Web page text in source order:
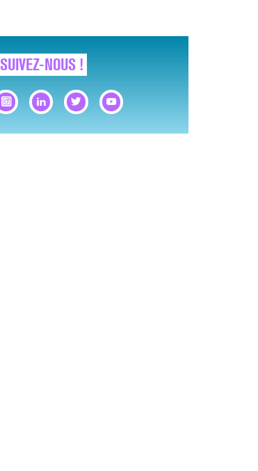
SUIVEZ-NOUS !